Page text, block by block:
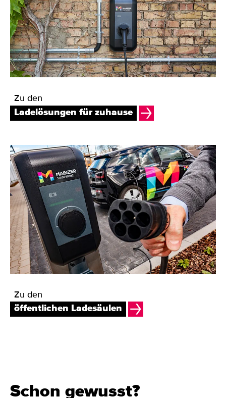
Zu den
Ladelösungen für zuhause
Zu den
öffentlichen Ladesäulen
Schon gewusst?